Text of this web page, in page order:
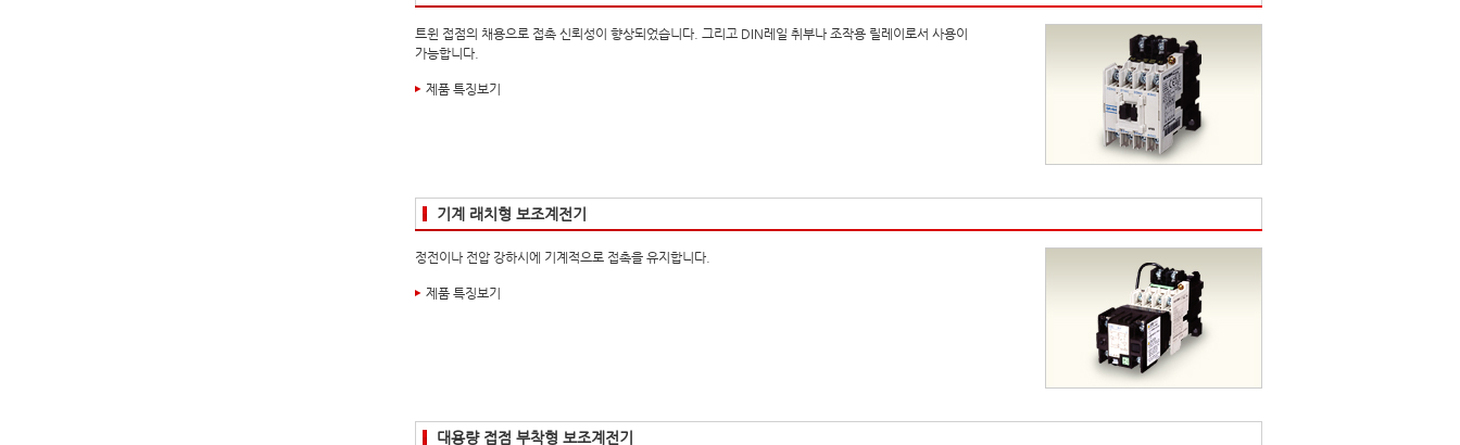
트윈 접점의 채용으로 접촉 신뢰성이 향상되었습니다. 그리고 DIN레일 취부나 조작용 릴레이로서 사용이
가능합니다.
제품 특징보기
기계 래치형 보조계전기
정전이나 전압 강하시에 기계적으로 접촉을 유지합니다.
제품 특징보기
대용량 접점 부착형 보조계전기